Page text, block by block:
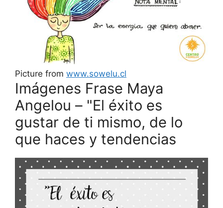
Picture from www.sowelu.cl
Imágenes Frase Maya
Angelou – "El éxito es
gustar de ti mismo, de lo
que haces y tendencias